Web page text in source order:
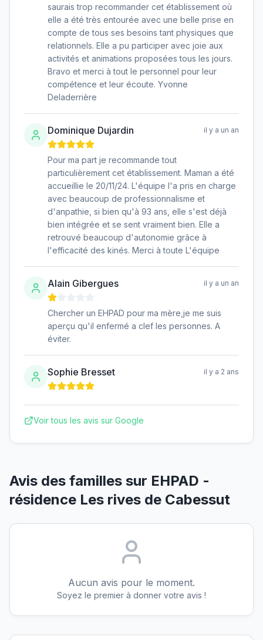
saurais trop recommander cet établissement où
elle a été très entourée avec une belle prise en
compte de tous ses besoins tant physiques que
relationnels. Elle a pu participer avec joie aux
activités et animations proposées tous les jours.
Bravo et merci à tout le personnel pour leur
compétence et leur écoute. Yvonne
Deladerrière
Dominique Dujardin il y a un an
Pour ma part je recommande tout
particulièrement cet établissement. Maman a été
accueillie le 20/11/24. L'équipe l'a pris en charge
avec beaucoup de professionnalisme et
d'anpathie, si bien qu'à 93 ans, elle s'est déjà
bien intégrée et se sent vraiment bien. Elle a
retrouvé beaucoup d'autonomie grâce à
l'efficacité des kinés. Merci à toute L'équipe
Alain Gibergues il y a un an
Chercher un EHPAD pour ma mère,je me suis
aperçu qu'il enfermé a clef les personnes. A
éviter.
Sophie Bresset il y a 2 ans
Voir tous les avis sur Google
Avis des familles sur EHPAD -
résidence Les rives de Cabessut
Aucun avis pour le moment.
Soyez le premier à donner votre avis !